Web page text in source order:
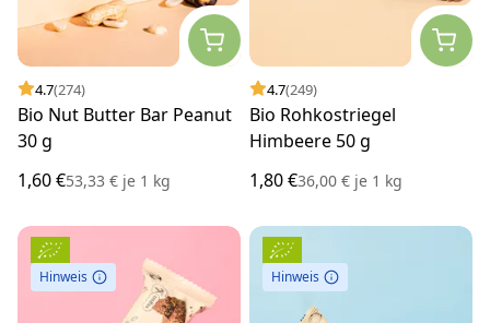
4.7(274)
Bio Nut Butter Bar Peanut
30 g
1,60 €53,33 € je 1 kg
4.7(249)
Bio Rohkostriegel
Himbeere 50 g
1,80 €36,00 € je 1 kg
Hinweis Hinweis